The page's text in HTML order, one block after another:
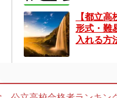
【都立
形式・難
入れる方